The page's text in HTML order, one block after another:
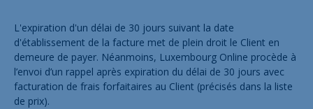
L'expiration d'un délai de 30 jours suivant la date
d'établissement de la facture met de plein droit le Client en
demeure de payer. Néanmoins, Luxembourg Online procède à
l’envoi d’un rappel après expiration du délai de 30 jours avec
facturation de frais forfaitaires au Client (précisés dans la liste
de prix).